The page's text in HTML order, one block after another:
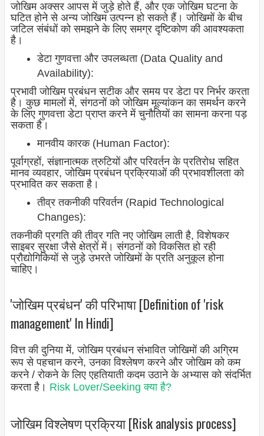
जोखिम अक्सर आपस में जुड़े होते हैं, और एक जोखिम घटना के
घटित होने से अन्य जोखिम उत्पन्न हो सकते हैं। जोखिमों के बीच
जटिल संबंधों को समझने के लिए समग्र दृष्टिकोण की आवश्यकता
है।
डेटा गुणवत्ता और उपलब्धता (Data Quality and
Availability):
प्रभावी जोखिम प्रबंधन सटीक और समय पर डेटा पर निर्भर करता
है। कुछ मामलों में, संगठनों को जोखिम मूल्यांकन का समर्थन करने
के लिए गुणवत्ता डेटा प्राप्त करने में चुनौतियों का सामना करना पड़
सकता है।
मानवीय कारक (Human Factor):
पूर्वाग्रहों, संज्ञानात्मक त्रुटियों और परिवर्तन के प्रतिरोध सहित
मानव व्यवहार, जोखिम प्रबंधन प्रक्रियाओं की प्रभावशीलता को
प्रभावित कर सकता है।
तीव्र तकनीकी परिवर्तन (Rapid Technological
Changes):
तकनीकी प्रगति की तीव्र गति नए जोखिम लाती है, विशेषकर
साइबर सुरक्षा जैसे क्षेत्रों में। संगठनों को विकसित हो रही
प्रौद्योगिकियों से जुड़े उभरते जोखिमों के प्रति अनुकूल होना
चाहिए।
'जोखिम प्रबंधन' की परिभाषा [Definition of 'risk
management' In Hindi]
वित्त की दुनिया में, जोखिम प्रबंधन संभावित जोखिमों की अग्रिम
रूप से पहचान करने, उनका विश्लेषण करने और जोखिम को कम
करने / रोकने के लिए एहतियाती कदम उठाने के अभ्यास को संदर्भित
करता है। Risk Lover/Seeking क्या है?
जोखिम विश्लेषण प्रक्रिया [Risk analysis process]